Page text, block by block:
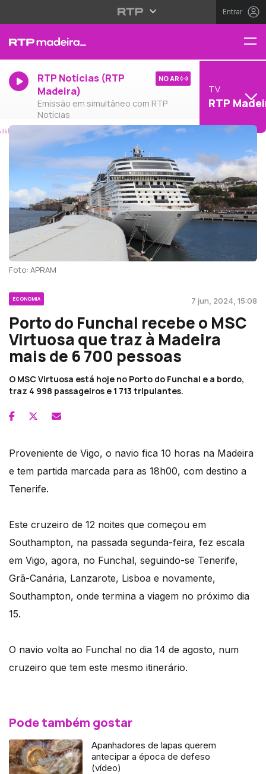
Entrar
RTP Notícias (RTP
Madeira)
Emissão em simultâneo com RTP
Notícias
NO AR
TV
RTP
Foto: APRAM
ECONOMIA 7 jun, 2024, 15:08
Porto do Funchal recebe o MSC
Virtuosa que traz à Madeira
mais de 6 700 pessoas
O MSC Virtuosa está hoje no Porto do Funchal e a bordo,
traz 4 998 passageiros e 1 713 tripulantes.
Proveniente de Vigo, o navio fica 10 horas na Madeira
e tem partida marcada para as 18h00, com destino a
Tenerife.
Este cruzeiro de 12 noites que começou em
Southampton, na passada segunda-feira, fez escala
em Vigo, agora, no Funchal, seguindo-se Tenerife,
Grã-Canária, Lanzarote, Lisboa e novamente,
Southampton, onde termina a viagem no próximo dia
15.
O navio volta ao Funchal no dia 14 de agosto, num
cruzeiro que tem este mesmo itinerário.
Pode também gostar
Apanhadores de lapas querem
antecipar a época de defeso
(vídeo)